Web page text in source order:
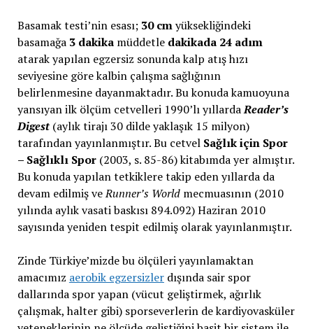
Basamak testi’nin esası; 30 cmyüksekliğindeki
basamağa 3 dakikamüddetle dakikada 24 adım
atarak yapılan egzersiz sonunda kalp atış hızı
seviyesine göre kalbin çalışma sağlığının
belirlenmesine dayanmaktadır. Bu konuda kamuoyuna
yansıyan ilk ölçüm cetvelleri 1990’lı yıllardaReader’s
Digest(aylık tirajı 30 dilde yaklaşık 15 milyon)
tarafından yayınlanmıştır. Bu cetvel Sağlık için Spor
– Sağlıklı Spor(2003, s. 85-86) kitabımda yer almıştır.
Bu konuda yapılan tetkiklere takip eden yıllarda da
devam edilmiş veRunner’s Worldmecmuasının (2010
yılında aylık vasati baskısı 894.092) Haziran 2010
sayısında yeniden tespit edilmiş olarak yayınlanmıştır.
Zinde Türkiye’mizde bu ölçüleri yayınlamaktan
amacımız aerobik egzersizlerdışında sair spor
dallarında spor yapan (vücut geliştirmek, ağırlık
çalışmak, halter gibi) sporseverlerin de kardiyovasküler